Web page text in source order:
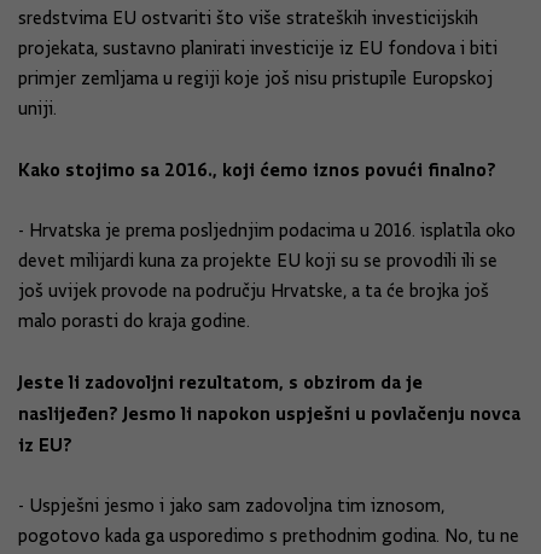
sredstvima EU ostvariti što više strateških investicijskih
projekata, sustavno planirati investicije iz EU fondova i biti
primjer zemljama u regiji koje još nisu pristupile Europskoj
uniji.
Kako stojimo sa 2016., koji ćemo iznos povući finalno?
- Hrvatska je prema posljednjim podacima u 2016. isplatila oko
devet milijardi kuna za projekte EU koji su se provodili ili se
još uvijek provode na području Hrvatske, a ta će brojka još
malo porasti do kraja godine.
Jeste li zadovoljni rezultatom, s obzirom da je
naslijeđen? Jesmo li napokon uspješni u povlačenju novca
iz EU?
- Uspješni jesmo i jako sam zadovoljna tim iznosom,
pogotovo kada ga usporedimo s prethodnim godina. No, tu ne